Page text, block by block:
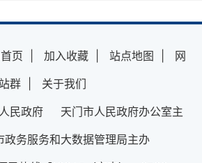
页 加入收藏 站点地图
网
站群
关于我们
民政府 天门市人民政府办公室主
务服务和大数据管理局主办